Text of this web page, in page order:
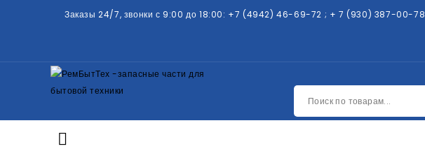
Заказы 24/7, звонки с 9:00 до 18:00: +7 (4942) 46-69-72 ; + 7 (930) 387-00-78
